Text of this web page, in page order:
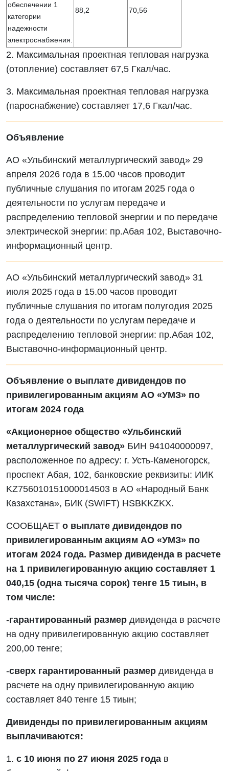
обеспечении 1
категории
надежности
электроснабжения.
88,2 70,56
2. Максимальная проектная тепловая нагрузка
(отопление) составляет 67,5 Гкал/час.
3. Максимальная проектная тепловая нагрузка
(пароснабжение) составляет 17,6 Гкал/час.
Объявление
АО «Ульбинский металлургический завод» 29
апреля 2026 года в 15.00 часов проводит
публичные слушания по итогам 2025 года о
деятельности по услугам передаче и
распределению тепловой энергии и по передаче
электрической энергии: пр.Абая 102, Выставочно-
информационный центр.
АО «Ульбинский металлургический завод» 31
июля 2025 года в 15.00 часов проводит
публичные слушания по итогам полугодия 2025
года о деятельности по услугам передаче и
распределению тепловой энергии: пр.Абая 102,
Выставочно-информационный центр.
Объявление о выплате дивидендов по
привилегированным акциям АО «УМЗ» по
итогам 2024 года
«Акционерное общество «Ульбинский
металлургический завод» БИН 941040000097,
расположенное по адресу: г. Усть-Каменогорск,
проспект Абая, 102, банковские реквизиты: ИИК
KZ756010151000014503 в АО «Народный Банк
Казахстана», БИК (SWIFT) HSBKKZKX.
СООБЩАЕТ о выплате дивидендов по
привилегированным акциям АО «УМЗ» по
итогам 2024 года. Размер дивиденда в расчете
на 1 привилегированную акцию составляет 1
040,15 (одна тысяча сорок) тенге 15 тиын, в
том числе:
-гарантированный размер дивиденда в расчете
на одну привилегированную акцию составляет
200,00 тенге;
-сверх гарантированный размер дивиденда в
расчете на одну привилегированную акцию
составляет 840 тенге 15 тиын;
Дивиденды по привилегированным акциям
выплачиваются:
1. с 10 июня по 27 июня 2025 года в